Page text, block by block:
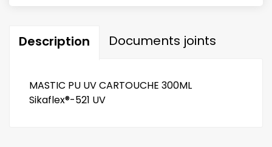
Description Documents joints
MASTIC PU UV CARTOUCHE 300ML
Sikaflex®-521 UV